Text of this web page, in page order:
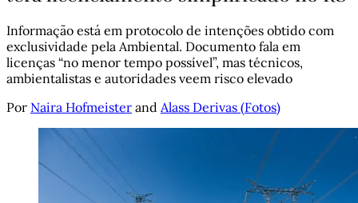
Informação está em protocolo de intenções obtido com
exclusividade pela Ambiental. Documento fala em
licenças “no menor tempo possível”, mas técnicos,
ambientalistas e autoridades veem risco elevado
Por Naira Hofmeister and Alass Derivas (Fotos)